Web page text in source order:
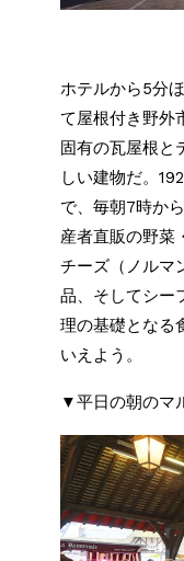
ホテルから5分
て屋根付き野外
固有の瓦屋根と
しい建物だ。
で、毎朝7時か
産者直販の野菜
チーズ（ノルマ
品、そしてシー
理の基礎となる
いえよう。
▼平日の朝のマ